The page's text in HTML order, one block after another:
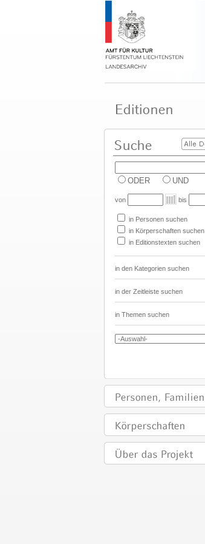
ODER UND
von bis
in Personen suchen
in Körperschaften suchen
in Editionstexten suchen
in den Kategorien suchen
in der Zeitleiste suchen
in Themen suchen